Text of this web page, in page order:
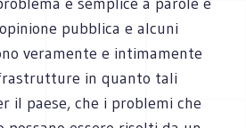
pubblica e alcuni
veramente e intimamente
in quanto tali
il paese, che i problemi che